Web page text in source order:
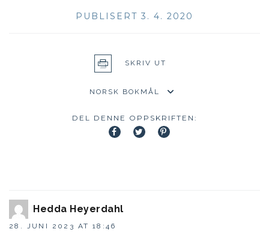
PUBLISERT 3. 4. 2020
SKRIV UT
DEL DENNE OPPSKRIFTEN:
Hedda Heyerdahl
28. JUNI 2023 AT 18:46